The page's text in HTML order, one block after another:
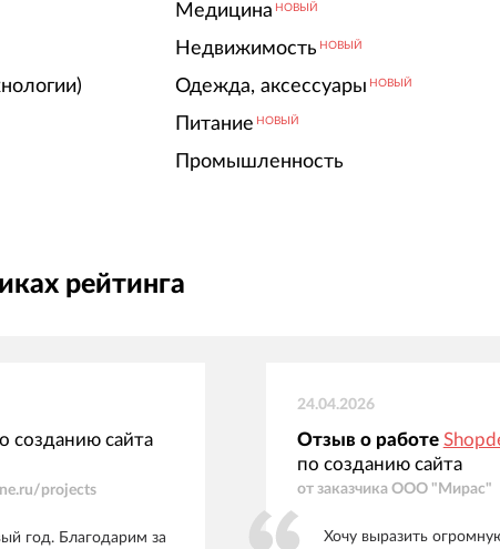
Медицина НОВЫЙ
Недвижимость НОВЫЙ
Одежда, аксессуары НОВЫЙ
Питание НОВЫЙ
Промышленность
рейтинга
созданию сайта
projects
год. Благодарим за
24.04.2026
Отзыв о работе
по созданию сайта
от заказчика ООО "Мирас"
Хочу выразить